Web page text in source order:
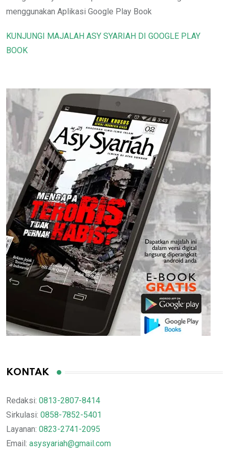
menggunakan Aplikasi Google Play Book
KUNJUNGI MAJALAH ASY SYARIAH DI GOOGLE PLAY
BOOK
KONTAK
Redaksi: 0813-2807-8414
Sirkulasi: 0858-7852-5401
Layanan: 0823-2741-2095
Email: asysyariah@gmail.com